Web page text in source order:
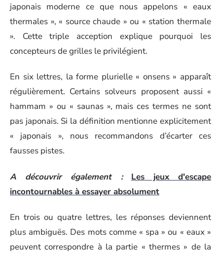
japonais moderne ce que nous appelons « eaux
thermales », « source chaude » ou « station thermale
». Cette triple acception explique pourquoi les
concepteurs de grilles le privilégient.
En six lettres, la forme plurielle « onsens » apparaît
régulièrement. Certains solveurs proposent aussi «
hammam » ou « saunas », mais ces termes ne sont
pas japonais. Si la définition mentionne explicitement
« japonais », nous recommandons d’écarter ces
fausses pistes.
A découvrir également :
Les jeux d'escape
incontournables à essayer absolument
En trois ou quatre lettres, les réponses deviennent
plus ambiguës. Des mots comme « spa » ou « eaux »
peuvent correspondre à la partie « thermes » de la